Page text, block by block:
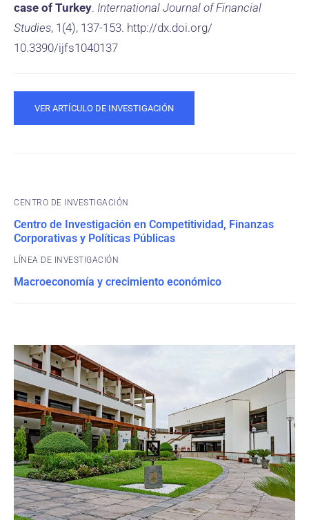
case of Turkey. International Journal of Financial
Studies, 1(4), 137-153. http://dx.doi.org/
10.3390/ijfs1040137
VER ARTÍCULO DE INVESTIGACIÓN
CENTRO DE INVESTIGACIÓN
Centro de Investigación en Competitividad, Finanzas
Corporativas y Políticas Públicas
Macroeconomía y crecimiento económico